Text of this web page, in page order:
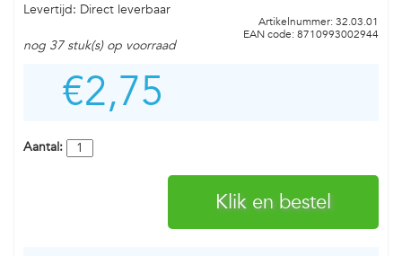
Levertijd: Direct leverbaar
Artikelnummer: 32.03.01
EAN code: 8710993002944
nog 37 stuk(s) op voorraad
€2,75
Aantal: